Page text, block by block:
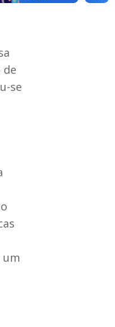
se
um